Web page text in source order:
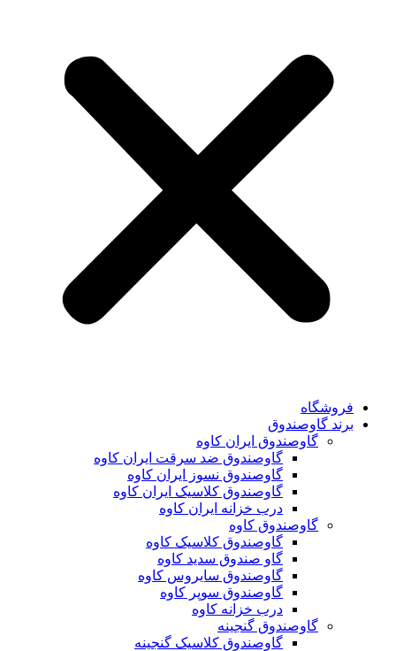
فروشگاه
برند گاوصندوق
گاوصندوق ایران کاوه
گاوصندوق ضد سرقت ایران کاوه
گاوصندوق نسوز ایران کاوه
گاوصندوق کلاسیک ایران کاوه
درب خزانه ایران کاوه
گاوصندوق کاوه
گاوصندوق کلاسیک کاوه
گاو صندوق سدید کاوه
گاوصندوق سایروس کاوه
گاوصندوق سوپر کاوه
درب خزانه کاوه
گاوصندوق گنجینه
گاوصندوق کلاسیک گنجینه